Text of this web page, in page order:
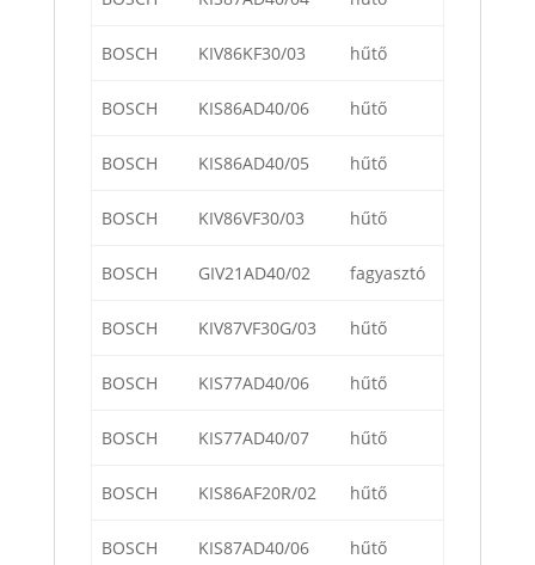
BOSCH KIV86KF30/03 hűtő
BOSCH KIS86AD40/06 hűtő
BOSCH KIS86AD40/05 hűtő
BOSCH KIV86VF30/03 hűtő
BOSCH GIV21AD40/02 fagyasztó
BOSCH KIV87VF30G/03 hűtő
BOSCH KIS77AD40/06 hűtő
BOSCH KIS77AD40/07 hűtő
BOSCH KIS86AF20R/02 hűtő
BOSCH KIS87AD40/06 hűtő